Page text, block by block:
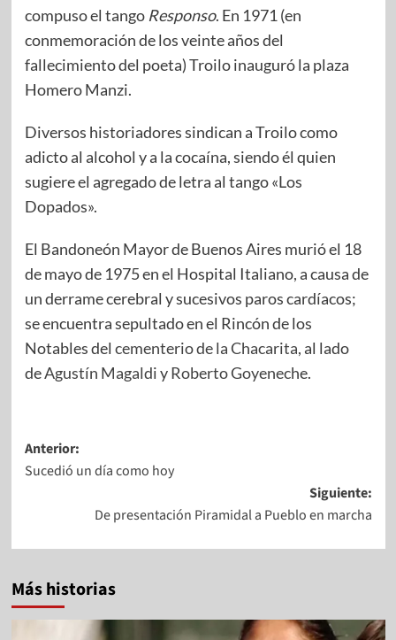
compuso el tango Responso. En 1971 (en
conmemoración de los veinte años del
fallecimiento del poeta) Troilo inauguró la plaza
Homero Manzi.
Diversos historiadores sindican a Troilo como
adicto al alcohol y a la cocaína, siendo él quien
sugiere el agregado de letra al tango «Los
Dopados».
El Bandoneón Mayor de Buenos Aires murió el 18
de mayo de 1975 en el Hospital Italiano, a causa de
un derrame cerebral y sucesivos paros cardíacos;
se encuentra sepultado en el Rincón de los
Notables del cementerio de la Chacarita, al lado
deAgustín MagaldiyRoberto Goyeneche.
Anterior:
Sucedió un día como hoy
Siguiente:
De presentación Piramidal a Pueblo en marcha
Más historias